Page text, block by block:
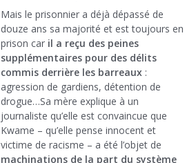
Mais le prisonnier a déjà dépassé de
douze ans sa majorité et est toujours en
prison car il a reçu des peines
supplémentaires pour des délits
commis derrière les barreaux :
agression de gardiens, détention de
drogue…Sa mère explique à un
journaliste qu’elle est convaincue que
Kwame – qu’elle pense innocent et
victime de racisme – a été l’objet de
machinations de la part du système